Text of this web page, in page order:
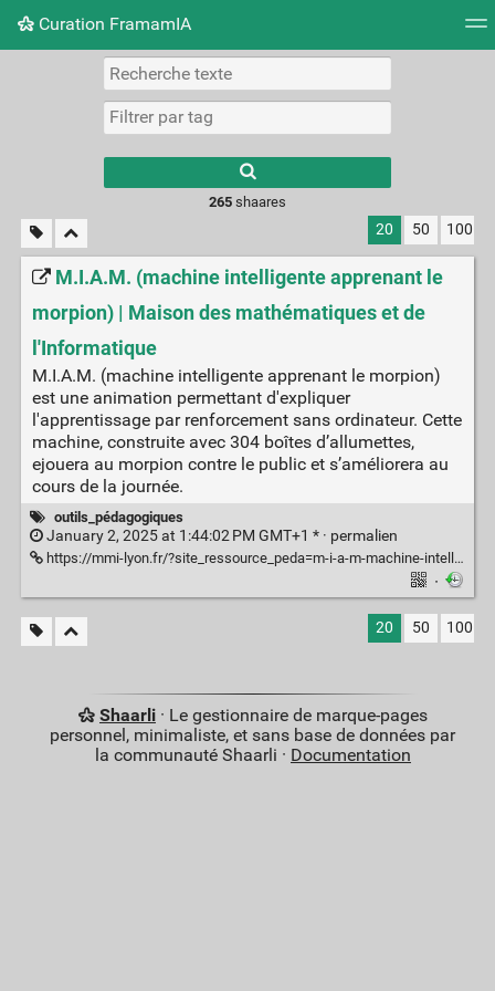
Curation FramamIA
Nuage de tags Mur d'images
265shaares
20 50 100
M.I.A.M. (machine intelligente apprenant le
morpion) | Maison des mathématiques et de
l'Informatique
M.I.A.M. (machine intelligente apprenant le morpion)
est une animation permettant d'expliquer
l'apprentissage par renforcement sans ordinateur. Cette
machine, construite avec 304 boîtes d’allumettes,
ejouera au morpion contre le public et s’améliorera au
cours de la journée.
outils_pédagogiques
January 2, 2025 at 1:44:02 PM GMT+1 * · permalien
https://mmi-lyon.fr/?site_ressource_peda=m-i-a-m-machine-intelligente-apprenant-le-morpion
·
20 50 100
Shaarli· Le gestionnaire de marque-pages
personnel, minimaliste, et sans base de données par
la communauté Shaarli · Documentation